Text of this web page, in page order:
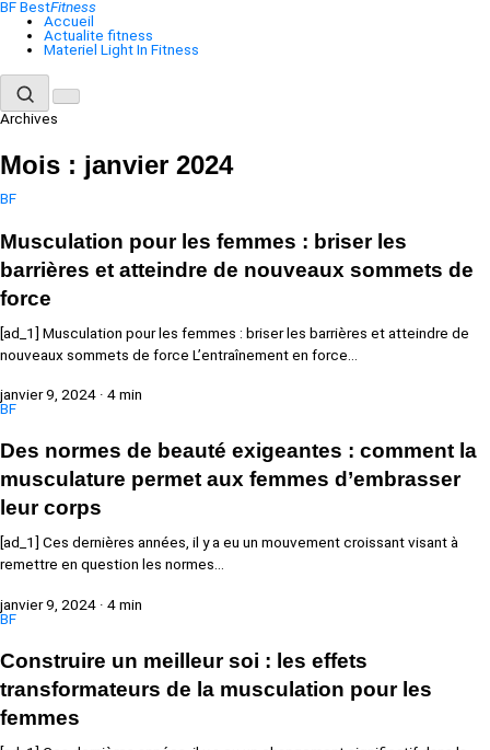
Aller
contenu
BFBestFitness
Accueil
Actualite fitness
Materiel Light In Fitness
Archives
Mois : janvier 2024
BF
Musculation pour les femmes : briser les
barrières et atteindre de nouveaux sommets de
force
[ad_1] Musculation pour les femmes : briser les barrières et atteindre de
nouveaux sommets de force L’entraînement en force…
janvier 9, 2024 · 4 min
BF
Des normes de beauté exigeantes : comment la
musculature permet aux femmes d’embrasser
leur corps
[ad_1] Ces dernières années, il y a eu un mouvement croissant visant à
remettre en question les normes…
janvier 9, 2024 · 4 min
BF
Construire un meilleur soi : les effets
transformateurs de la musculation pour les
femmes